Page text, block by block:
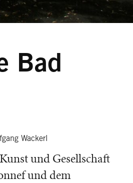
Bad
Wackerl
und Gesellschaft
und dem